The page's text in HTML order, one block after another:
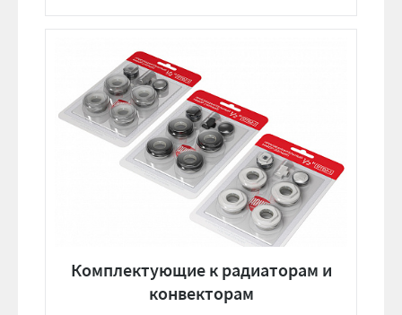
Комплектующие к радиаторам и
конвекторам